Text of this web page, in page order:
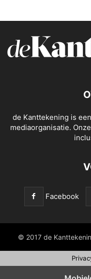
de Kanttekening is
mediaorganisatie.
Facebook
© 2017 de